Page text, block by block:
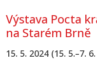
Výstava Pocta
na Starém Brně
15. 5. 2024 (15. 5.–7.